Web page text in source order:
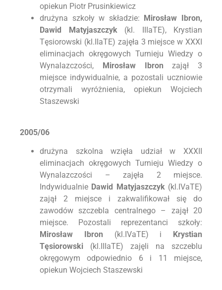
opiekun Piotr Prusinkiewicz
drużyna szkoły w składzie:
Mirosław Ibron,
Dawid Matyjaszczyk(kl. IIIaTE), Krystian
Tęsiorowski (kl.IIaTE) zajęła 3 miejsce w XXXI
eliminacjach okręgowych Turnieju Wiedzy o
Wynalazczości,
Mirosław Ibron zajął 3
miejsce indywidualnie, a pozostali uczniowie
otrzymali wyróżnienia, opiekun Wojciech
Staszewski
2005/06
drużyna szkolna wzięła udział w XXXII
eliminacjach okręgowych Turnieju Wiedzy o
Wynalazczości – zajęła 2 miejsce.
Indywidualnie Dawid Matyjaszczyk(kl.IVaTE)
zajął 2 miejsce i zakwalifikował się do
zawodów szczebla centralnego – zajął 20
miejsce. Pozostali reprezentanci szkoły:
Mirosław Ibron (kl.IVaTE) i Krystian
Tęsiorowski (kl.IIIaTE) zajęli na szczeblu
okręgowym odpowiednio 6 i 11 miejsce,
opiekun Wojciech Staszewski